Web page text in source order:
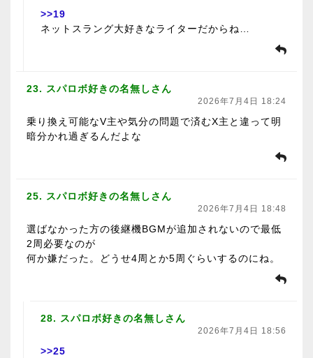
>>19
ネットスラング大好きなライターだからね…
23. スパロボ好きの名無しさん
2026年7月4日 18:24
乗り換え可能なV主や気分の問題で済むX主と違って明
暗分かれ過ぎるんだよな
25. スパロボ好きの名無しさん
2026年7月4日 18:48
選ばなかった方の後継機BGMが追加されないので最低
2周必要なのが
何か嫌だった。どうせ4周とか5周ぐらいするのにね。
28. スパロボ好きの名無しさん
2026年7月4日 18:56
>>25